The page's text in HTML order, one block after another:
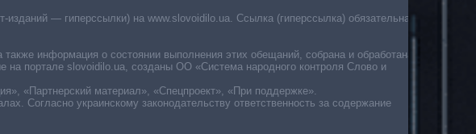
— гиперссылки) на www.slovoidilo.ua. Ссылка (гиперссылка) обязательна
информация о состоянии выполнения этих обещаний, собрана и обработана
портале slovoidilo.ua, созданы ОО «Система народного контроля Слово и
«Партнерский материал», «Спецпроект», «При поддержке».
Согласно украинскому законодательству ответственность за содержание